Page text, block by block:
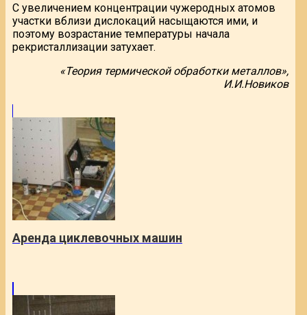
С увеличением концентрации чужеродных атомов
участки вблизи дислокаций насыщаются ими, и
поэтому возрастание температуры начала
рекристаллизации затухает.
«Теория термической обработки металлов»,
И.И.Новиков
Аренда циклевочных машин